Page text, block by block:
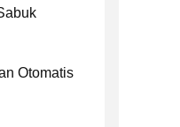
Otomatis